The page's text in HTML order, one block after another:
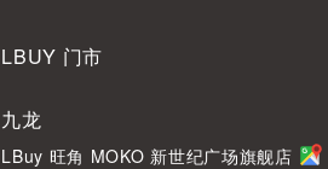
LBUY 门市
九龙
LBuy 旺角 MOKO 新世纪广场旗舰店